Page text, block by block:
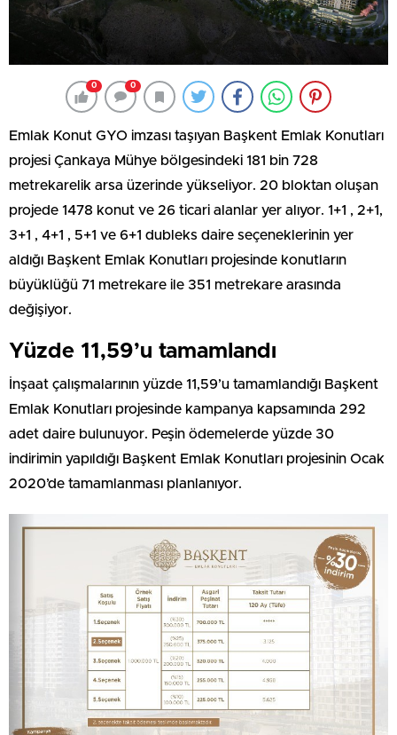
0 0
Emlak Konut GYO imzası taşıyan Başkent Emlak Konutları
projesi Çankaya Mühye bölgesindeki 181 bin 728
metrekarelik arsa üzerinde yükseliyor. 20 bloktan oluşan
projede 1478 konut ve 26 ticari alanlar yer alıyor. 1+1 , 2+1,
3+1 , 4+1 , 5+1 ve 6+1 dubleks daire seçeneklerinin yer
aldığı Başkent Emlak Konutları projesinde konutların
büyüklüğü 71 metrekare ile 351 metrekare arasında
değişiyor.
Yüzde 11,59’u tamamlandı
İnşaat çalışmalarının yüzde 11,59’u tamamlandığı Başkent
Emlak Konutları projesinde kampanya kapsamında 292
adet daire bulunuyor. Peşin ödemelerde yüzde 30
indirimin yapıldığı Başkent Emlak Konutları projesinin Ocak
2020’de tamamlanması planlanıyor.